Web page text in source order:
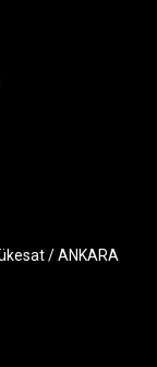
/ ANKARA